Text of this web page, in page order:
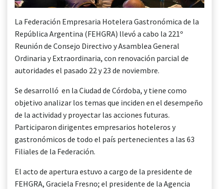
La Federación Empresaria Hotelera Gastronómica de la
República Argentina (FEHGRA) llevó a cabo la 221º
Reunión de Consejo Directivo y Asamblea General
Ordinaria y Extraordinaria, con renovación parcial de
autoridades el pasado 22 y 23 de noviembre.
Se desarrolló en la Ciudad de Córdoba, y tiene como
objetivo analizar los temas que inciden en el desempeño
de la actividad y proyectar las acciones futuras.
Participaron dirigentes empresarios hoteleros y
gastronómicos de todo el país pertenecientes a las 63
Filiales de la Federación.
El acto de apertura estuvo a cargo de la presidente de
FEHGRA, Graciela Fresno; el presidente de la Agencia